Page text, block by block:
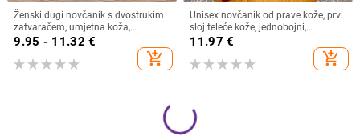
Ženski dugi novčanik s dvostrukim
zatvaračem, umjetna koža,
horizontalni oblik, geometrijski
9.95 - 11.32 €
add_shopping_cart
Unisex novčanik od prave kože, prvi
sloj teleće kože, jednobojni,
podstava od poliestera,
multifunkcionalna džep za ključeve
i kartice, otporan na habanje
11.97 €
add_shopping_cart